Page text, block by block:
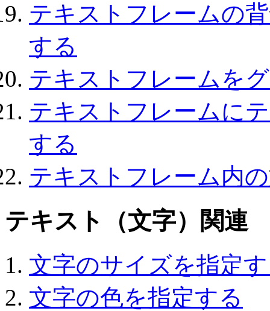
テキストフレームの
する
テキストフレームを
テキストフレームに
する
テキストフレーム内
テキスト（文字）関連
文字のサイズを指定
文字の色を指定する